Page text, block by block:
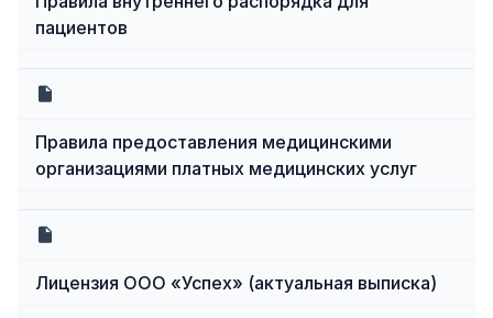
пациентов
Правила предоставления медицинскими
организациями платных медицинских услуг
Лицензия ООО «Успех» (актуальная выписка)